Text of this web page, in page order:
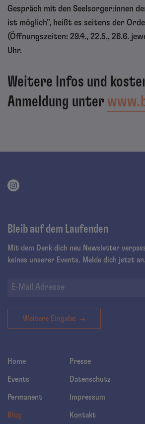
Gespräch mit den Seelsorger:innen
ist möglich", heißt es seitens der
(Öffnungszeiten: 29.4., 22.5., 26.6.
Uhr.
Weitere Infos und
Anmeldung unter
Bleib auf dem Laufenden
Mit dem Denk dich neu Newsletter
keines unserer Events. Melde dich jetzt an.
Weitere Eingabe
Home
Events
Permanent
Blog
Presse
Datenschutz
Impressum
Kontakt